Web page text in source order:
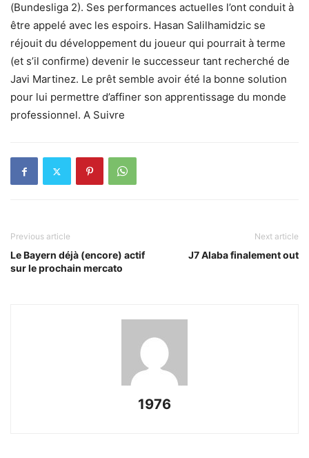
(Bundesliga 2). Ses performances actuelles l’ont conduit à
être appelé avec les espoirs. Hasan Salilhamidzic se
réjouit du développement du joueur qui pourrait à terme
(et s’il confirme) devenir le successeur tant recherché de
Javi Martinez. Le prêt semble avoir été la bonne solution
pour lui permettre d’affiner son apprentissage du monde
professionnel. A Suivre
Previous article
Le Bayern déjà (encore) actif
sur le prochain mercato
Next article
J7 Alaba finalement out
1976